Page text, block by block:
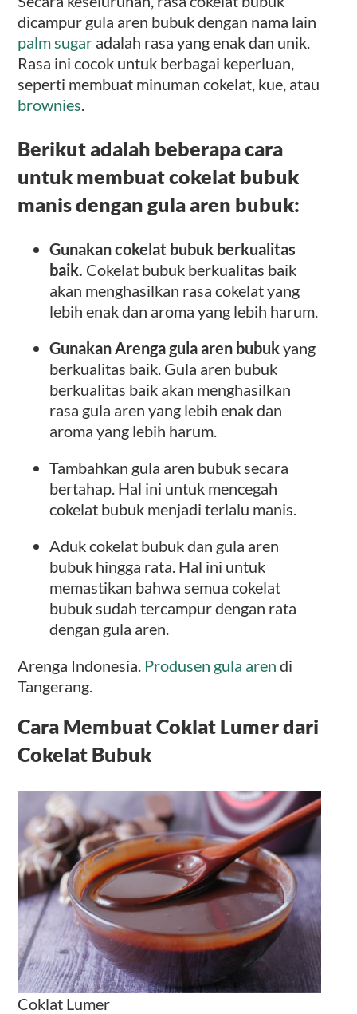
dicampur gula aren bubuk dengan nama lain
palm sugar adalah rasa yang enak dan unik.
Rasa ini cocok untuk berbagai keperluan,
seperti membuat minuman cokelat, kue, atau
brownies.
Berikut adalah beberapa cara
untuk membuat cokelat bubuk
manis dengan gula aren bubuk:
Gunakan cokelat bubuk berkualitas
baik. Cokelat bubuk berkualitas baik
akan menghasilkan rasa cokelat yang
lebih enak dan aroma yang lebih harum.
Gunakan Arenga gula aren bubukyang
berkualitas baik. Gula aren bubuk
berkualitas baik akan menghasilkan
rasa gula aren yang lebih enak dan
aroma yang lebih harum.
Tambahkan gula aren bubuk secara
bertahap. Hal ini untuk mencegah
cokelat bubuk menjadi terlalu manis.
Aduk cokelat bubuk dan gula aren
bubuk hingga rata. Hal ini untuk
memastikan bahwa semua cokelat
bubuk sudah tercampur dengan rata
dengan gula aren.
Arenga Indonesia. Produsen gula aren di
Tangerang.
Cara Membuat Coklat Lumer dari
Cokelat Bubuk
Coklat Lumer